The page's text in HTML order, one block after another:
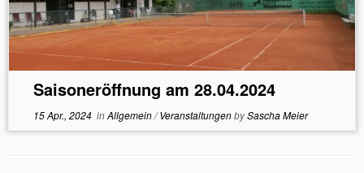
Saisoneröffnung am 28.04.2024
15 Apr., 2024inAllgemein/VeranstaltungenbySascha Meier